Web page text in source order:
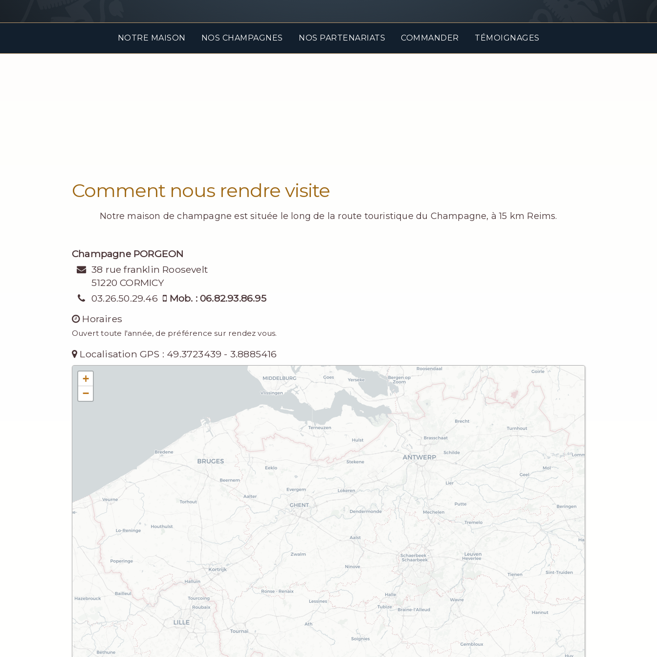
NOTRE MAISON NOS CHAMPAGNES NOS PARTENARIATS COMMANDER TÉMOIGNAGES
Comment nous rendre visite
Notre maison de champagne est située le long de la route touristique du Champagne, à 15 km Reims.
Champagne PORGEON
38 rue franklin Roosevelt
51220 CORMICY
03.26.50.29.46
Mob. : 06.82.93.86.95
Horaires
Ouvert toute l'année, de préférence sur rendez vous.
Localisation GPS : 49.3723439 - 3.8885416
+
−